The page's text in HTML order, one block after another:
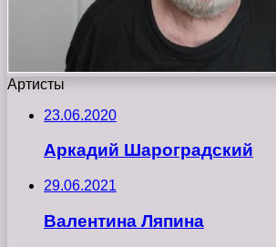
Артисты
23.06.2020
Аркадий Шароградский
29.06.2021
Валентина Ляпина